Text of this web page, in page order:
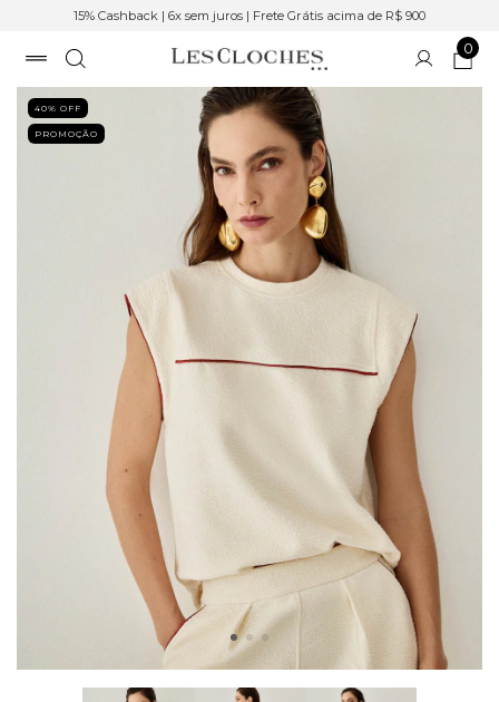
15% Cashback | 6x sem juros | Frete Grátis acima de R$ 900
0
40% OFF
PROMOÇÃO